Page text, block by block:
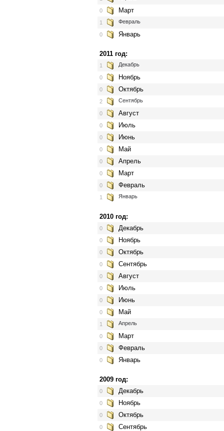
0 Март
1 Февраль
0 Январь
2011 год:
1 Декабрь
0 Ноябрь
0 Октябрь
2 Сентябрь
0 Август
0 Июль
0 Июнь
0 Май
0 Апрель
0 Март
0 Февраль
1 Январь
2010 год:
0 Декабрь
0 Ноябрь
0 Октябрь
0 Сентябрь
0 Август
0 Июль
0 Июнь
0 Май
1 Апрель
0 Март
0 Февраль
0 Январь
2009 год:
0 Декабрь
0 Ноябрь
0 Октябрь
0 Сентябрь